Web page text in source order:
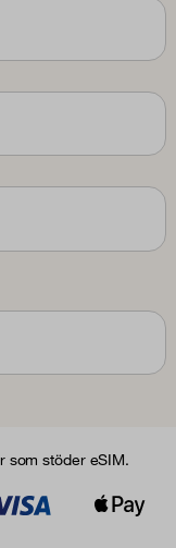
som stöder eSIM.